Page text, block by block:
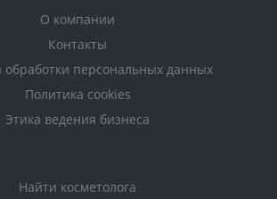
О компании
Контакты
обработки персональных данных
Политика cookies
Этика ведения бизнеса
Найти косметолога